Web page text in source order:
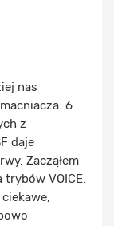
nas
6
z
daje
Zacząłem
VOICE.